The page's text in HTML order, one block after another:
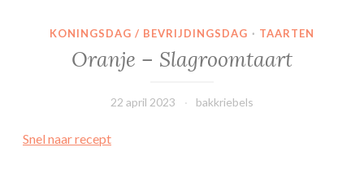
KONINGSDAG / BEVRIJDINGSDAG · TAARTEN
Oranje – Slagroomtaart
22 april 2023 bakkriebels
Snel naar recept